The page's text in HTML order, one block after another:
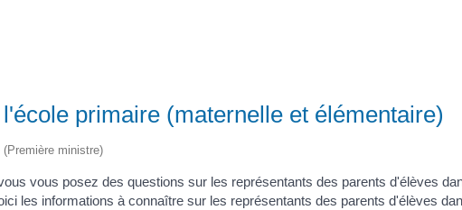
primaire (maternelle et élémentaire)
ministre)
vous posez des questions sur les représentants des parents d'élèves
les informations à connaître sur les représentants des parents d'élèves